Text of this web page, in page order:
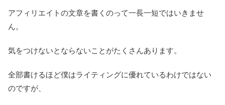
アフィリエイトの文章を書くのって一長一短ではいきませ
ん。
気をつけないとならないことがたくさんあります。
全部書けるほど僕はライティングに優れているわけではない
のですが、